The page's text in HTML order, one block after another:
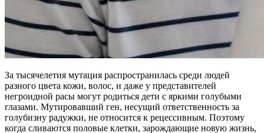
За тысячелетия мутация распространилась среди людей
разного цвета кожи, волос, и даже у представителей
негроидной расы могут родиться дети с яркими голубыми
глазами. Мутировавший ген, несущий ответственность за
голубизну радужки, не относится к рецессивным. Поэтому
когда сливаются половые клетки, зарождающие новую жизнь,